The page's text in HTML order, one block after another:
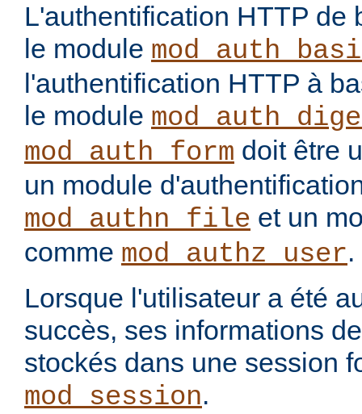
L'authentification HTTP de
le module
l'authentification HTTP à
le module
mod_auth_form doit être
un module
mod_authn_file et un
comme mod_authz_user.
Lorsque l'utilisateur a été
succès, ses informations
stockés dans une session
mod_session.